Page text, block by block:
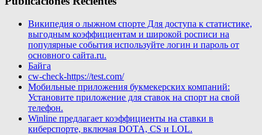
Википедия о лыжном спорте Для доступа к статистике,
выгодным коэффициентам и широкой росписи на
популярные события используйте логин и пароль от
основного сайта.ru.
Байга
cw-check-https://test.com/
Мобильные приложения букмекерских компаний:
Установите приложение для ставок на спорт на свой
телефон.
Winline предлагает коэффициенты на ставки в
киберспорте, включая DOTA, CS и LOL.